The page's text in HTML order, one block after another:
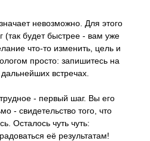
невозможно. Для этого
(так будет быстрее - вам уже
что-то изменить, цель и
просто: запишитесь на
встречах.
- первый шаг. Вы его
- свидетельство того, что
Осталось чуть чуть:
её результатам!